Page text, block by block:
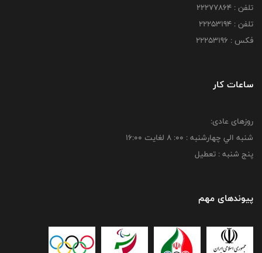
تلفن : 22277864
تلفن : 22253194
فکس : 22253196
ساعات کار
روزهای عادی:
شنبه الي چهارشنبه : 00: 8 لغايت 16:00
پنج شنبه : تعطیل
پیوندهای مهم